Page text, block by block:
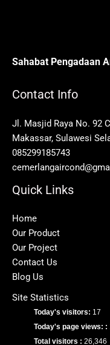
Sahabat Pengadaan
Contact Info
Jl. Masjid Raya No. 92
Makassar, Sulawesi
085299185743
Quick Links
Home
Our Product
Our Project
Contact Us
Blog Us
Site Statistics
Today's visitors: 17
Today's page views: :
Total visitors : 26,346